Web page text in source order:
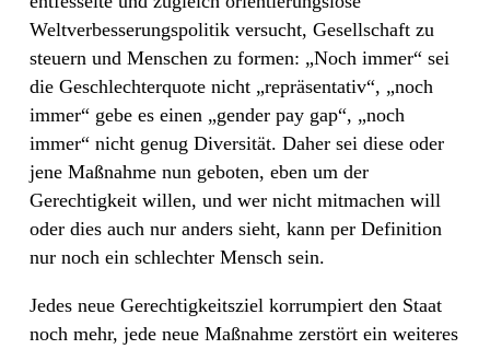
Weltverbesserungspolitik versucht, Gesellschaft zu
steuern und Menschen zu formen: „Noch immer“ sei
die Geschlechterquote nicht „repräsentativ“, „noch
immer“ gebe es einen „gender pay gap“, „noch
immer“ nicht genug Diversität. Daher sei diese oder
jene Maßnahme nun geboten, eben um der
Gerechtigkeit willen, und wer nicht mitmachen will
oder dies auch nur anders sieht, kann per Definition
nur noch ein schlechter Mensch sein.
Jedes neue Gerechtigkeitsziel korrumpiert den Staat
noch mehr, jede neue Maßnahme zerstört ein weiteres